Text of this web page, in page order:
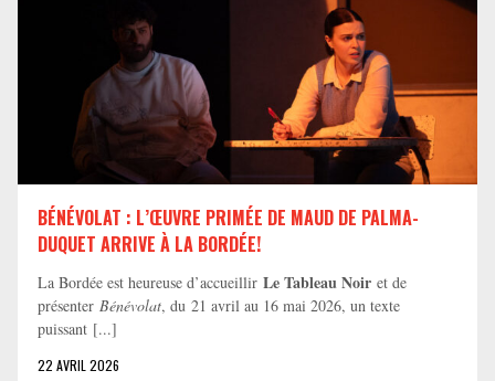
BÉNÉVOLAT : L’ŒUVRE PRIMÉE DE MAUD DE PALMA-
DUQUET ARRIVE À LA BORDÉE!
La Bordée est heureuse d’accueillir Le Tableau Noir et de
présenter Bénévolat, du 21 avril au 16 mai 2026, un texte
puissant [...]
22 AVRIL 2026